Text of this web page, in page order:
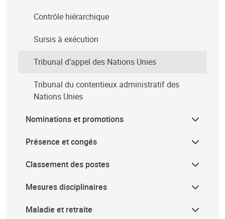
Contrôle hiérarchique
Sursis à exécution
Tribunal d’appel des Nations Unies
Tribunal du contentieux administratif des
Nations Unies
Nominations et promotions
Présence et congés
Classement des postes
Mesures disciplinaires
Maladie et retraite